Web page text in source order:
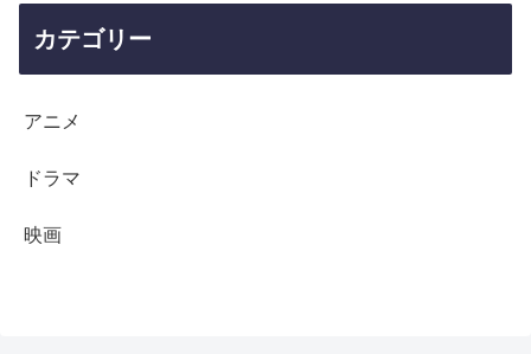
カテゴリー
アニメ
ドラマ
映画